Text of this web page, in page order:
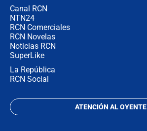
Canal RCN
NTN24
RCN Comerciales
RCN Novelas
Noticias RCN
SuperLike
La República
RCN Social
ATENCIÓN AL OYENTE